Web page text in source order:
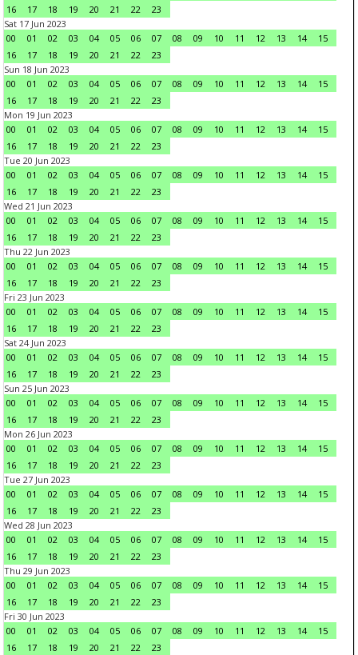
16
17 18 19 20 21 22
23
Sat 17 Jun 2023
00
01 02 03 04 05 06 07 08 09 10 11 12 13 14
15
16
17 18 19 20 21 22
23
Sun 18 Jun 2023
00
01 02 03 04 05 06 07 08 09 10 11 12 13 14
15
16
17 18 19 20 21 22
23
Mon 19 Jun 2023
00
01 02 03 04 05 06 07 08 09 10 11 12 13 14
15
16
17 18 19 20 21 22
23
Tue 20 Jun 2023
00
01 02 03 04 05 06 07 08 09 10 11 12 13 14
15
16
17 18 19 20 21 22
23
Wed 21 Jun 2023
00
01 02 03 04 05 06 07 08 09 10 11 12 13 14
15
16
17 18 19 20 21 22
23
Thu 22 Jun 2023
00
01 02 03 04 05 06 07 08 09 10 11 12 13 14
15
16
17 18 19 20 21 22
23
Fri 23 Jun 2023
00
01 02 03 04 05 06 07 08 09 10 11 12 13 14
15
16
17 18 19 20 21 22
23
Sat 24 Jun 2023
00
01 02 03 04 05 06 07 08 09 10 11 12 13 14
15
16
17 18 19 20 21 22
23
Sun 25 Jun 2023
00
01 02 03 04 05 06 07 08 09 10 11 12 13 14
15
16
17 18 19 20 21 22
23
Mon 26 Jun 2023
00
01 02 03 04 05 06 07 08 09 10 11 12 13 14
15
16
17 18 19 20 21 22
23
Tue 27 Jun 2023
00
01 02 03 04 05 06 07 08 09 10 11 12 13 14
15
16
17 18 19 20 21 22
23
Wed 28 Jun 2023
00
01 02 03 04 05 06 07 08 09 10 11 12 13 14
15
16
17 18 19 20 21 22
23
Thu 29 Jun 2023
00
01 02 03 04 05 06 07 08 09 10 11 12 13 14
15
16
17 18 19 20 21 22
23
Fri 30 Jun 2023
00
01 02 03 04 05 06 07 08 09 10 11 12 13 14
15
16
17 18 19 20 21 22
23